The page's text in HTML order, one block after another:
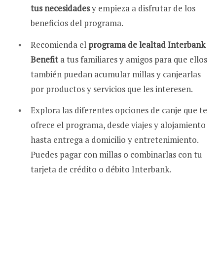
tus necesidadesy empieza a disfrutar de los
beneficios del programa.
Recomienda el programa de lealtadInterbank
Benefita tus familiares y amigos para que ellos
también puedan acumular millas y canjearlas
por productos y servicios que les interesen.
Explora las diferentes opciones de canje que te
ofrece el programa, desde viajes y alojamiento
hasta entrega a domicilio y entretenimiento.
Puedes pagar con millas o combinarlas con tu
tarjeta de crédito o débito Interbank.